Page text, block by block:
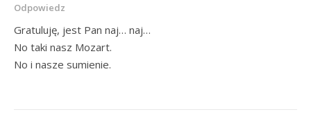
Odpowiedz
Gratuluję, jest Pan naj… naj…
No taki nasz Mozart.
No i nasze sumienie.